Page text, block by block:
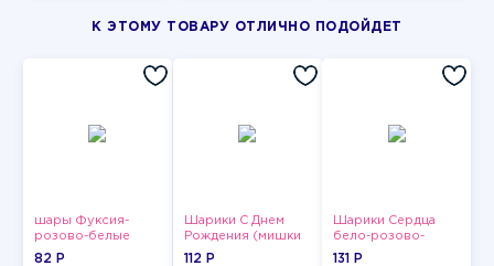
К ЭТОМУ ТОВАРУ ОТЛИЧНО ПОДОЙДЕТ
шары Фуксия-
розово-белые
пастельные
82 P
Шарики С Днем
Рождения (мишки
и тортики)
112 P
Шарики Сердца
бело-розово-
красные
131 P